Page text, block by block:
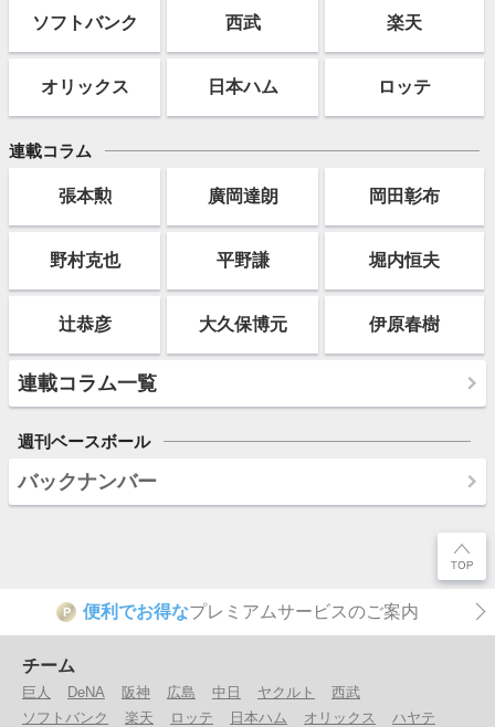
ソフトバンク 西武 楽天
オリックス 日本ハム ロッテ
連載コラム
張本勲 廣岡達朗 岡田彰布
野村克也 平野謙 堀内恒夫
辻恭彦 大久保博元 伊原春樹
連載コラム一覧
週刊ベースボール
バックナンバー
P 便利でお得なプレミアムサービスのご案内
チーム
巨人 DeNA 阪神 広島 中日 ヤクルト
西武
ソフトバンク
楽天 ロッテ 日本ハム オリックス ハヤテ